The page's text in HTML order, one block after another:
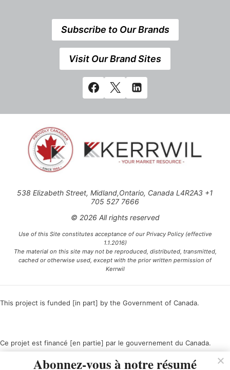
Subscribe to Our Brands
Visit Our Brand Sites
538 Elizabeth Street, Midland,Ontario, Canada L4R2A3 +1
705 527 7666
© 2026 All rights reserved
Use of this Site constitutes acceptance of our Privacy Policy (effective
1.1.2016)
The material on this site may not be reproduced, distributed, transmitted,
cached or otherwise used, except with the prior written permission of
Kerrwil
This project is funded [in part] by the Government of Canada.
Ce projet est financé [en partie] par le gouvernement du Canada.
Abonnez-vous à notre résumé